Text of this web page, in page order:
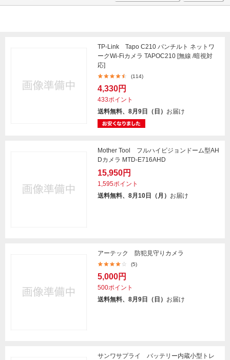
TP-Link Tapo C210 パンチルト ネットワ
ークWi-Fiカメラ TAPOC210 [無線 /暗視対
応]
(114)
4,330円
433ポイント
送料無料、8月9日（日） お届け
Mother Tool フルハイビジョンドーム型AH
Dカメラ MTD-E716AHD
15,950円
1,595ポイント
送料無料、8月10日（月） お届け
アーテック 防犯見守りカメラ
(5)
5,000円
500ポイント
送料無料、8月9日（日） お届け
サンワサプライ バッテリー内蔵小型トレ